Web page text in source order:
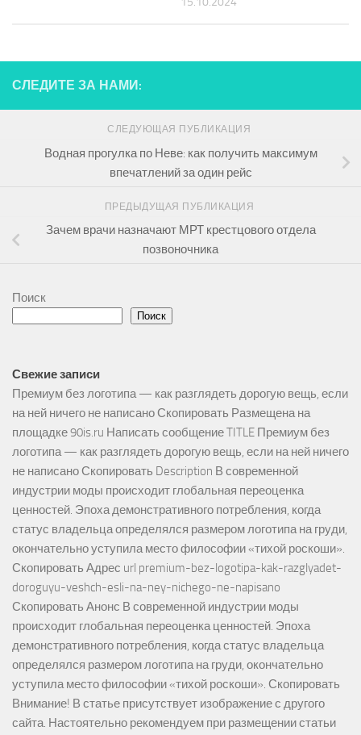
СЛЕДИТЕ ЗА НАМИ:
СЛЕДУЮЩАЯ ПУБЛИКАЦИЯ
Водная прогулка по Неве: как получить максимум
впечатлений за один рейс
ПРЕДЫДУЩАЯ ПУБЛИКАЦИЯ
Зачем врачи назначают МРТ крестцового отдела
позвоночника
Поиск
Поиск
Свежие записи
Премиум без логотипа — как разглядеть дорогую вещь, если
на ней ничего не написано Скопировать Размещена на
площадке 90is.ru Написать сообщение TITLE Премиум без
логотипа — как разглядеть дорогую вещь, если на ней ничего
не написано Скопировать Description В современной
индустрии моды происходит глобальная переоценка
ценностей. Эпоха демонстративного потребления, когда
статус владельца определялся размером логотипа на груди,
окончательно уступила место философии «тихой роскоши».
Скопировать Адрес url premium-bez-logotipa-kak-razglyadet-
doroguyu-veshch-esli-na-ney-nichego-ne-napisano
Скопировать Анонс В современной индустрии моды
происходит глобальная переоценка ценностей. Эпоха
демонстративного потребления, когда статус владельца
определялся размером логотипа на груди, окончательно
уступила место философии «тихой роскоши». Скопировать
Внимание! В статье присутствует изображение с другого
сайта. Настоятельно рекомендуем при размещении статьи